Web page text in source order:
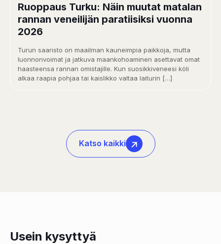
Ruoppaus Turku: Näin muutat matalan
rannan veneilijän paratiisiksi vuonna
2026
Turun saaristo on maailman kauneimpia paikkoja, mutta
luonnonvoimat ja jatkuva maankohoaminen asettavat omat
haasteensa rannan omistajille. Kun suosikkiveneesi köli
alkaa raapia pohjaa tai kaislikko valtaa laiturin […]
Katso kaikki
Usein kysyttyä